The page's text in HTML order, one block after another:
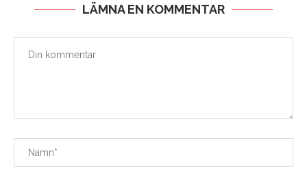
LÄMNA EN KOMMENTAR